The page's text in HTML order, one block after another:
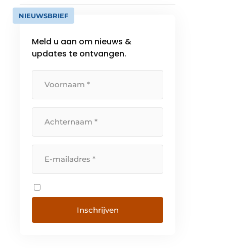
NIEUWSBRIEF
Meld u aan om nieuws &
updates te ontvangen.